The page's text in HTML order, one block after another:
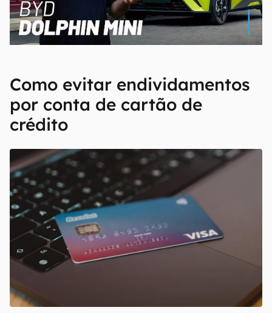
00:00/04:07
Como evitar endividamentos
por conta de cartão de
crédito